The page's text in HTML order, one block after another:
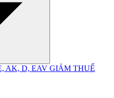
AK, D, EAV GIẢM THUẾ